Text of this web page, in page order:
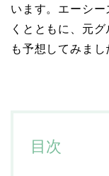
います。エーシ
くとともに、元
も予想してみまし
目次